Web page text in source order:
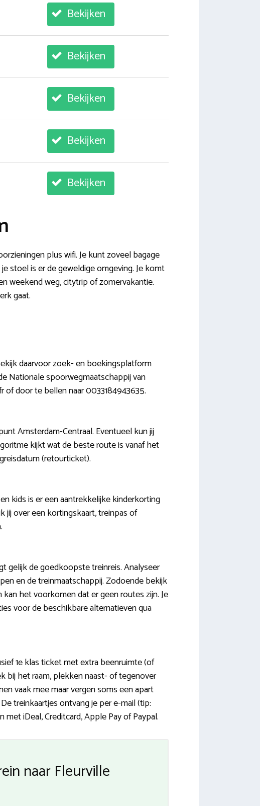
Bekijken
Bekijken
Bekijken
Bekijken
Bekijken
plus wifi. Je kunt zoveel bagage
stoel is er de geweldige omgeving. Je komt
weekend weg, citytrip of zomervakantie.
gaat.
daarvoor zoek- en boekingsplatform
Nationale spoorwegmaatschappij van
of door te bellen naar 0033184943635.
Amsterdam-Centraal. Eventueel kun jij
kijkt wat de beste route is vanaf het
(retourticket).
kids is er een aantrekkelijke kinderkorting
over een kortingskaart, treinpas of
gelijk de goedkoopste treinreis. Analyseer
en de treinmaatschappij. Zodoende bekijk
het voorkomen dat er geen routes zijn. Je
voor de beschikbare alternatieven qua
1e klas ticket met extra beenruimte (of
bij het raam, plekken naast- of tegenover
vaak mee maar vergen soms een apart
treinkaartjes ontvang je per e-mail (tip:
iDeal, Creditcard, Apple Pay of Paypal.
naar Fleurville